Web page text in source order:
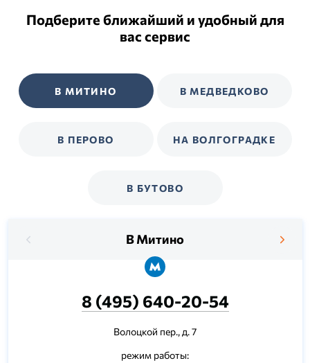
Подберите ближайший и удобный для
вас сервис
В МИТИНО В МЕДВЕДКОВО
В ПЕРОВО НА ВОЛГОГРАДКЕ
В БУТОВО
В Митино
8 (495) 640-20-54
Волоцкой пер., д. 7
режим работы: